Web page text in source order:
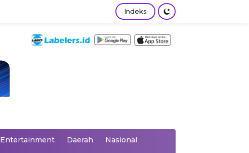
Indeks
Entertainment Daerah Nasional